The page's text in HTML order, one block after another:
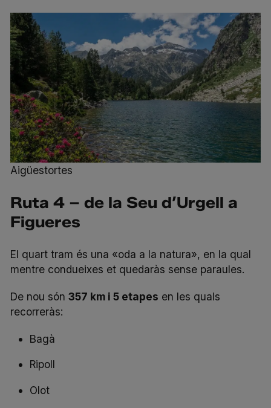
Aigüestortes
Ruta 4 – de la Seu d’Urgell a
Figueres
El quart tram és una «oda a la natura», en la qual
mentre condueixes et quedaràs sense paraules.
De nou són357 km i 5 etapes en les quals
recorreràs:
Bagà
Ripoll
Olot